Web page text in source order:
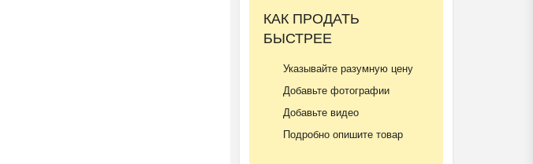
КАК ПРОДАТЬ
БЫСТРЕЕ
Указывайте разумную цену
Добавьте фотографии
Добавьте видео
Подробно опишите товар